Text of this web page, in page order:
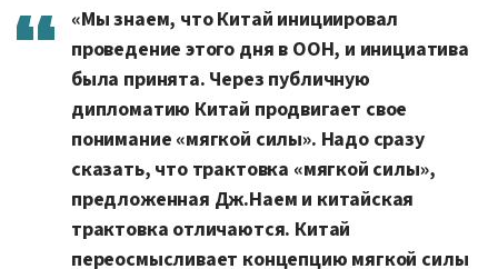
«Мы знаем, что Китай инициировал
проведение этого дня в ООН, и инициатива
была принята. Через публичную
дипломатию Китай продвигает свое
понимание «мягкой силы». Надо сразу
сказать, что трактовка «мягкой силы»,
предложенная Дж.Наем и китайская
трактовка отличаются. Китай
переосмысливает концепцию мягкой силы